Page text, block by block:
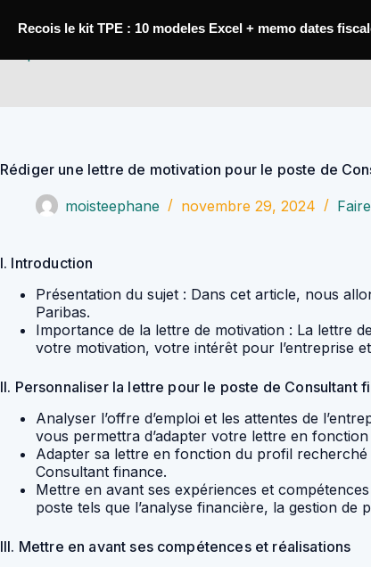
Rédiger une lettre de motivation pour le poste de
moisteephane novembre 29, 2024
I. Introduction
Présentation du sujet : Dans cet article, nous
Paribas.
Importance de la lettre de motivation : La lettre
votre motivation, votre intérêt pour l’entreprise
II. Personnaliser la lettre pour le poste de Consultant
Analyser l’offre d’emploi et les attentes de
vous permettra d’adapter votre lettre en
Adapter sa lettre en fonction du profil
Consultant finance.
Mettre en avant ses expériences et
poste tels que l’analyse financière, la gestion
III. Mettre en avant ses compétences et réalisations
Recois le kit TPE : 10 modeles Excel + memo dates